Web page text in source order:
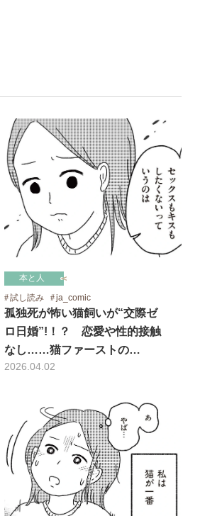
本と人
試し読み
ja_comic
孤独死が怖い猫飼いが“交際ゼ
ロ日婚”!！？ 恋愛や性的接触
なし……猫ファーストの…
2026.04.02